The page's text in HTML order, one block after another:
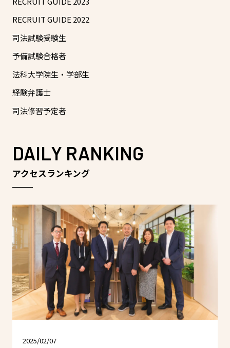
RECRUIT GUIDE 2022
司法試験受験生
予備試験合格者
法科大学院生・学部生
経験弁護士
司法修習予定者
DAILY RANKING
アクセスランキング
2025/02/07